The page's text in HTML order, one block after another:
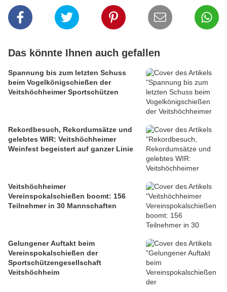
Das könnte Ihnen auch gefallen
Spannung bis zum letzten Schuss
beim Vogelkönigschießen der
Veitshöchheimer Sportschützen
Rekordbesuch, Rekordumsätze und
gelebtes WIR: Veitshöchheimer
Weinfest begeistert auf ganzer Linie
Veitshöchheimer
Vereinspokalschießen boomt: 156
Teilnehmer in 30 Mannschaften
Gelungener Auftakt beim
Vereinspokalschießen der
Sportschützengesellschaft
Veitshöchheim